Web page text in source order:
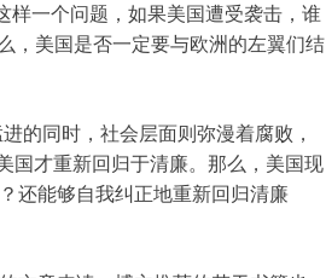
一个问题，如果美国遭受袭击，谁
，美国是否一定要与欧洲的左翼们结
的同时，社会层面则弥漫着腐败，
国才重新回归于清廉。那么，美国现
还能够自我纠正地重新回归清廉